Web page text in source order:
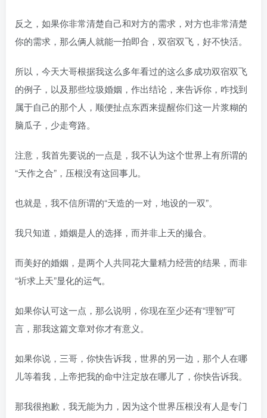
反之，如果你非常清楚自己和对方的需求，对方也非常清楚
你的需求，那么俩人就能一拍即合，双宿双飞，好不快活。
所以，今天大哥根据我这么多年看过的这么多成功双宿双飞
的例子，以及那些垃圾婚姻，作出结论，来告诉你，咋找到
属于自己的那个人，顺便扯点东西来提醒你们这一片浆糊的
脑瓜子，少走弯路。
注意，我首先要说的一点是，我不认为这个世界上有所谓的
“天作之合”，压根没有这回事儿。
也就是，我不信所谓的“天造的一对，地设的一双”。
我只知道，婚姻是人的选择，而并非上天的撮合。
而美好的婚姻，是两个人共同花大量精力经营的结果，而非
“祈求上天”显化的运气。
如果你认可这一点，那么说明，你现在至少还有“理智”可
言，那我这篇文章对你才有意义。
如果你说，三哥，你快告诉我，世界的另一边，那个人在哪
儿等着我，上帝把我的命中注定放在哪儿了，你快告诉我。
那我很抱歉，我无能为力，因为这个世界压根没有人是专门